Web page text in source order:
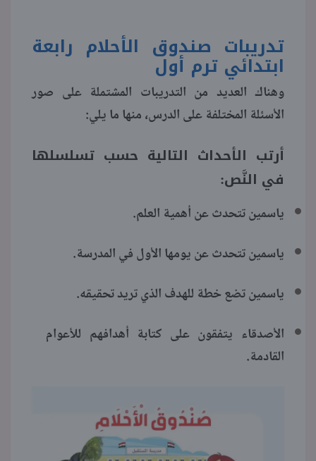
تدريبات صندوق الأحلام رابعة
ابتدائي ترم أول
وهناك العديد من التدريبات المشتملة على صور
الأسئلة المختلفة على الدرس، منها ما يلي:
أرتب الأحداث التالية حسب تسلسلها
في النَّص:
ياسمين تتحدث عن أهمية العلم.
ياسمين تتحدث عن يومها الأول في المدرسة.
ياسمين تضع خطة للهدف الذي تريد تحقيقه.
الأصدقاء يتفقون على كتابة أهدافهم للأعوام
القادمة.